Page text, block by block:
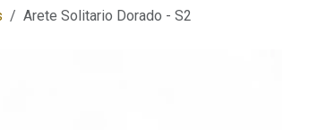
Arete Solitario Dorado - S2